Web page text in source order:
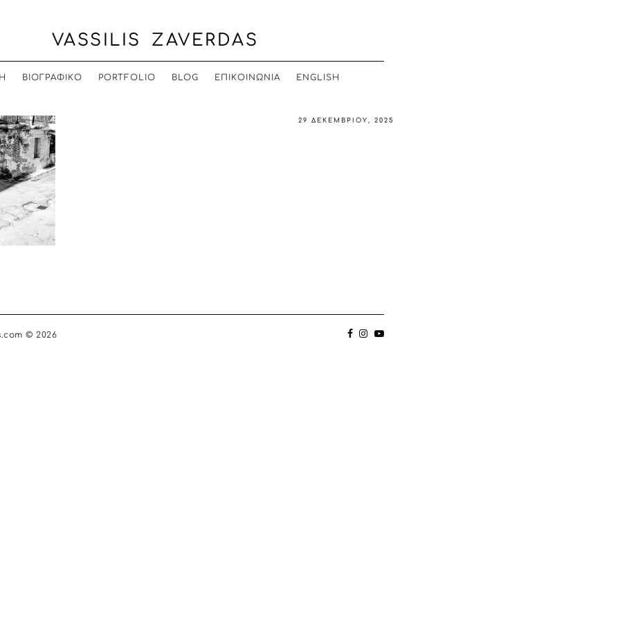
VASSILIS ZAVERDAS
ΒΙΟΓΡΑΦΙΚΟ PORTFOLIO BLOG ΕΠΙΚΟΙΝΩΝΙΑ ENGLISH
29 ΔΕΚΕΜΒΡΊΟΥ, 2025
© 2026